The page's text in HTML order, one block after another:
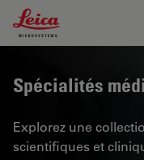
Leica Microsystems
Spécialités
Explorez une
scientifiques et